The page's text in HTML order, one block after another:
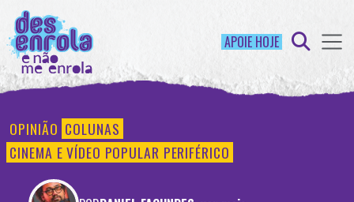
APOIE HOJE
OPINIÃO COLUNAS
CINEMA E VÍDEO POPULAR PERIFÉRICO